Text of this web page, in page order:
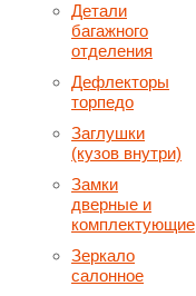
Детали
багажного
отделения
Дефлекторы
торпедо
Заглушки
(кузов внутри)
Замки
дверные и
комплектующие
Зеркало
салонное